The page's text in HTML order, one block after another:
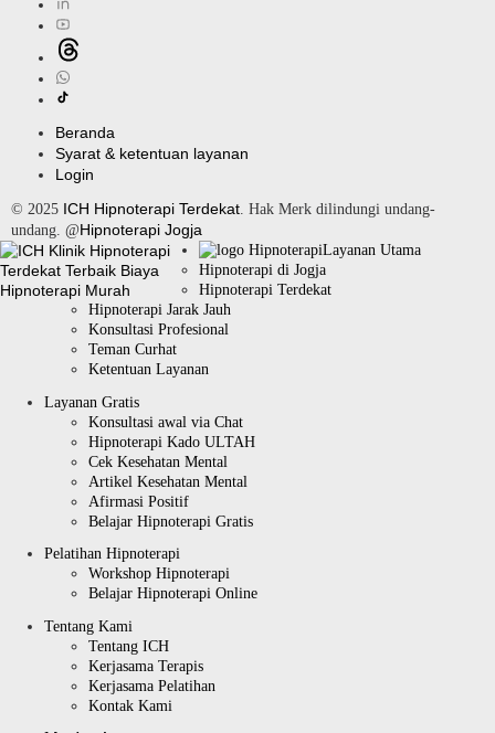
Beranda
Syarat & ketentuan layanan
Login
© 2025 ICH Hipnoterapi Terdekat . Hak Merk dilindungi undang-
undang. @Hipnoterapi Jogja
Layanan Utama
Hipnoterapi di Jogja
Hipnoterapi Terdekat
Hipnoterapi Jarak Jauh
Konsultasi Profesional
Teman Curhat
Ketentuan Layanan
Layanan Gratis
Konsultasi awal via Chat
Hipnoterapi Kado ULTAH
Cek Kesehatan Mental
Artikel Kesehatan Mental
Afirmasi Positif
Belajar Hipnoterapi Gratis
Pelatihan Hipnoterapi
Workshop Hipnoterapi
Belajar Hipnoterapi Online
Tentang Kami
Tentang ICH
Kerjasama Terapis
Kerjasama Pelatihan
Kontak Kami